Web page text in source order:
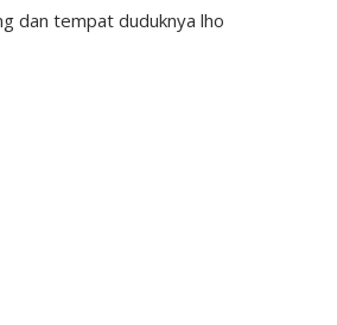
dan tempat duduknya lho